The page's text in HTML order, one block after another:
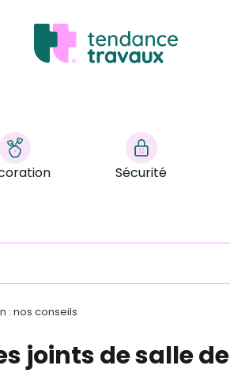
Sécurité
: nos conseils
joints de salle